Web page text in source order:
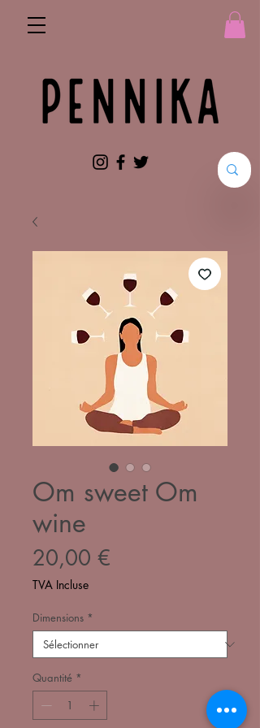
Om sweet Om
wine
20,00 €
TVA Incluse
Dimensions *
Quantité *